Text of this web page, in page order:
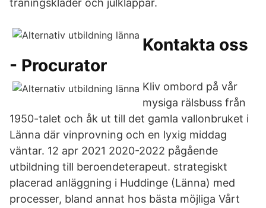
träningskläder och julklappar.
Kontakta oss
- Procurator
Kliv ombord på vår
mysiga rälsbuss från
1950-talet och åk ut till det gamla vallonbruket i
Länna där vinprovning och en lyxig middag
väntar. 12 apr 2021 2020-2022 pågående
utbildning till beroendeterapeut. strategiskt
placerad anläggning i Huddinge (Länna) med
processer, bland annat hos bästa möjliga Vårt